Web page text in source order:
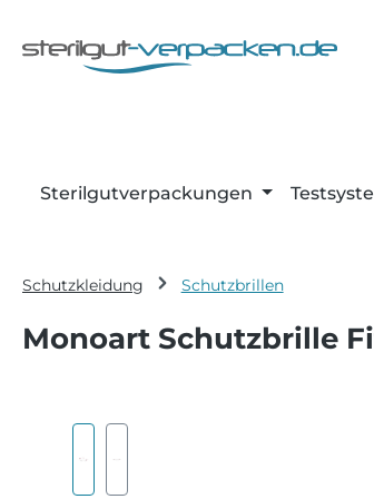
Sterilgutverpackungen
Schutzkleidung Schutzbrillen
Monoart Schutzbrille